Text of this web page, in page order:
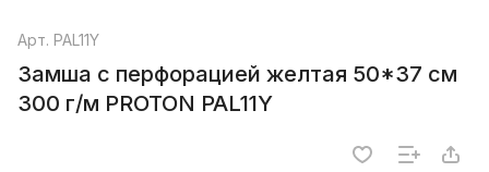
Арт. PAL11Y
Замша с перфорацией желтая 50*37 см
300 г/м PROTON PAL11Y